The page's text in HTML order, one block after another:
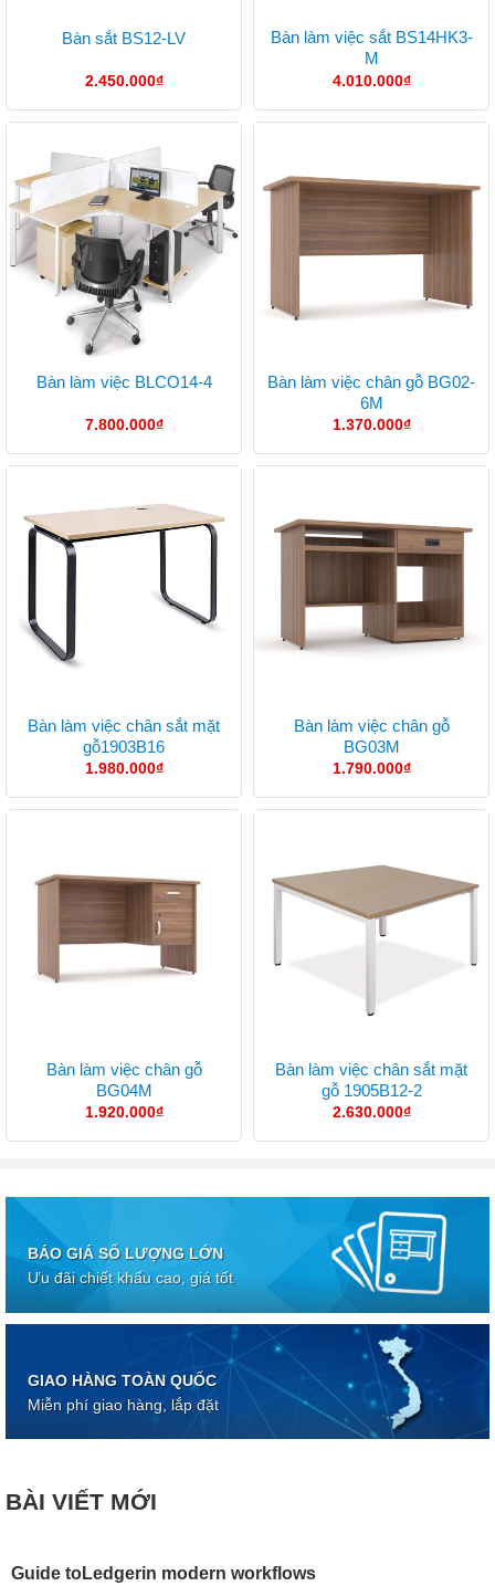
Bàn sắt BS12-LV
2.450.000₫
Bàn làm việc sắt BS14HK3-
M
4.010.000₫
Bàn làm việc BLCO14-4
7.800.000₫
Bàn làm việc chân gỗ BG02-
6M
1.370.000₫
Bàn làm việc chân sắt mặt
gỗ1903B16
1.980.000₫
Bàn làm việc chân gỗ
BG03M
1.790.000₫
Bàn làm việc chân gỗ
BG04M
1.920.000₫
Bàn làm việc chân sắt mặt
gỗ 1905B12-2
2.630.000₫
BÁO GIÁ SỐ LƯỢNG LỚN
Ưu đãi chiết khấu cao, giá tốt
GIAO HÀNG TOÀN QUỐC
Miễn phí giao hàng, lắp đặt
BÀI VIẾT MỚI
Guide toLedgerin modern workflows